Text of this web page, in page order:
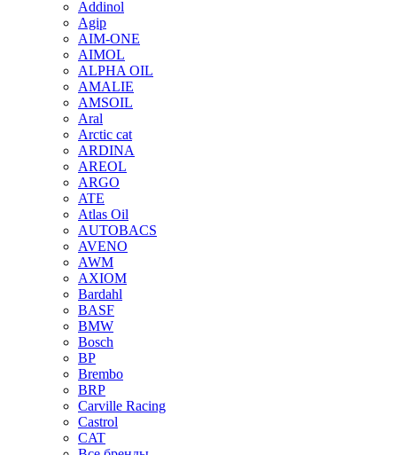
Addinol
Agip
AIM-ONE
AIMOL
ALPHA OIL
AMALIE
AMSOIL
Aral
Arctic cat
ARDINA
AREOL
ARGO
ATE
Atlas Oil
AUTOBACS
AVENO
AWM
AXIOM
Bardahl
BASF
BMW
Bosch
BP
Brembo
BRP
Carville Racing
Castrol
CAT